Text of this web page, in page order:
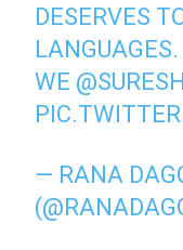
DESERVES
LANGUAGES.
WE
— RANA